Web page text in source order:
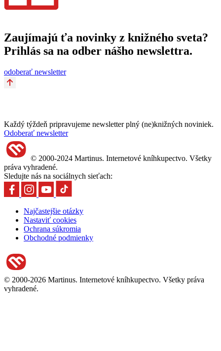
Zaujímajú ťa novinky z knižného sveta?
Prihlás sa na odber nášho newslettra.
odoberať newsletter
Každý týždeň pripravujeme newsletter plný (ne)knižných noviniek.
Odoberať newsletter
© 2000-2024 Martinus. Internetové kníhkupectvo. Všetky
práva vyhradené.
Sledujte nás na sociálnych sieťach:
Najčastejšie otázky
Nastaviť cookies
Ochrana súkromia
Obchodné podmienky
© 2000-2026 Martinus. Internetové kníhkupectvo. Všetky práva
vyhradené.